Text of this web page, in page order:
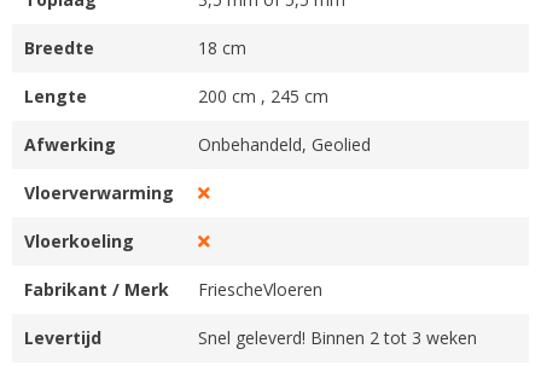
Breedte 18 cm
Lengte 200 cm , 245 cm
Afwerking Onbehandeld, Geolied
Vloerverwarming
Vloerkoeling
Fabrikant / Merk FriescheVloeren
Levertijd Snel geleverd! Binnen 2 tot 3 weken